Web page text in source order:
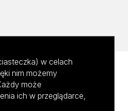
w celach
nim możemy
może
ich w przeglądarce,